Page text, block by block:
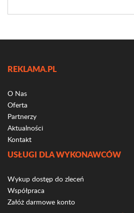
REKLAMA.PL
O Nas
Oferta
Partnerzy
Aktualności
Kontakt
USŁUGI DLA WYKONAWCÓW
Wykup dostęp do zleceń
Współpraca
Załóż darmowe konto